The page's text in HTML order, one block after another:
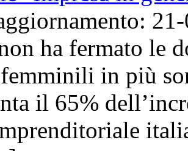
ha fermato le
in più
il 65%